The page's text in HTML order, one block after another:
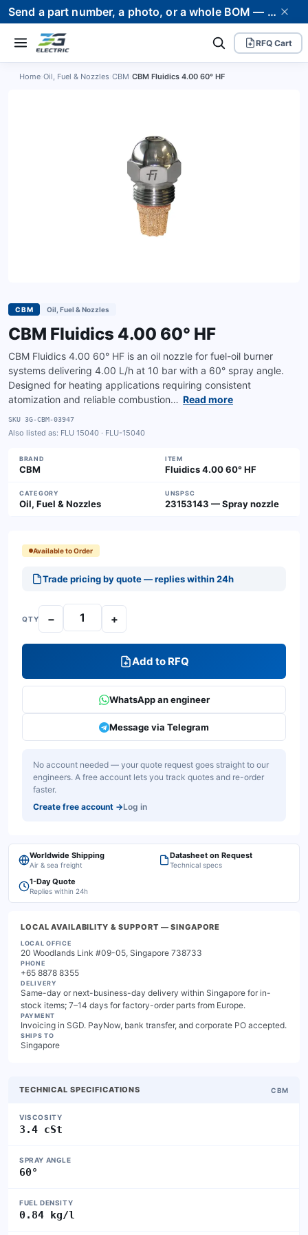
Send a part number, a photo, or a whole BOM — we supply it and stand behind it. Worldwide shipping to 80+ countries.
RFQ Cart
Home Oil, Fuel & Nozzles CBM CBM Fluidics 4.00 60° HF
CBM Oil, Fuel & Nozzles
CBM Fluidics 4.00 60° HF
CBM Fluidics 4.00 60° HF is an oil nozzle for fuel-oil burner
systems delivering 4.00 L/h at 10 bar with a 60° spray angle.
Designed for heating applications requiring consistent
atomization and reliable combustion… Read more
SKU 3G-CBM-03947
Also listed as: FLU 15040 · FLU-15040
BRAND
CBM
ITEM
Fluidics 4.00 60° HF
CATEGORY
Oil, Fuel & Nozzles
UNSPSC
23153143 — Spray nozzle
Available to Order
Trade pricing by quote — replies within 24h
QTY − +
Add to RFQ
WhatsApp an engineer
Message via Telegram
No account needed — your quote request goes straight to our
engineers. A free account lets you track quotes and re-order
faster.
Create free account →Log in
Worldwide Shipping
Air & sea freight
Datasheet on Request
Technical specs
1-Day Quote
Replies within 24h
LOCAL AVAILABILITY & SUPPORT — SINGAPORE
LOCAL OFFICE
20 Woodlands Link #09-05, Singapore 738733
PHONE
+65 8878 8355
DELIVERY
Same-day or next-business-day delivery within Singapore for in-
stock items; 7–14 days for factory-order parts from Europe.
PAYMENT
Invoicing in SGD. PayNow, bank transfer, and corporate PO accepted.
SHIPS TO
Singapore
TECHNICAL SPECIFICATIONS CBM
VISCOSITY
3.4 cSt
SPRAY ANGLE
60°
FUEL DENSITY
0.84 kg/l